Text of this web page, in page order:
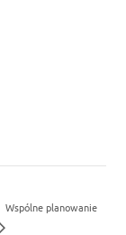
Wspólne planowanie